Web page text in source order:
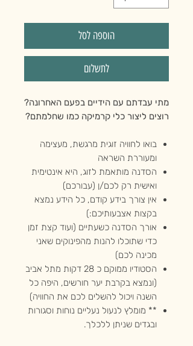
הוספה לסל
לתשלום
מתי עבדתם עם הידיים בפעם האחרונה?
רוצים ליצור כלי קרמיקה כמו שחלמתם?
בואו לחוויה זוגית מרגשת, מעצימה
ומעוררת השראה
הסדנה מותאמת לזוג, היא אינטימית
ואישית רק לכם/ן (עבורכם)
אין צורך בידע קודם, כל הידע נמצא
בקצות אצבעותיכם:)
אורך הסדנה כשעתיים (ועוד קצת זמן
כדי שתוכלו להנות מהפינוקים שאני
מכינה לכם)
הסטודיו ממוקם כ 28 דקות מתל אביב
(ונמצא בקרבת יער חורשים, היפה כל
השנה ויכול להשלים לכם את החוויה)
** מומלץ לנעול נעליים נוחות וסגורות
ובגדים שניתן ללכלך.